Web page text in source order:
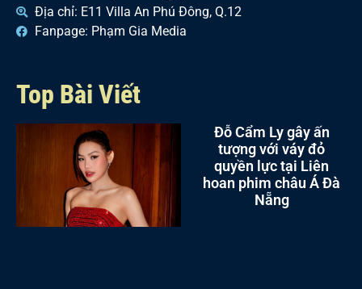
Địa chỉ: E11 Villa An Phú Đông, Q.12
Fanpage: Phạm Gia Media
Top Bài Viết
Đỗ Cẩm Ly gây ấn
tượng với váy đỏ
quyền lực tại Liên
hoan phim châu Á Đà
Nẵng